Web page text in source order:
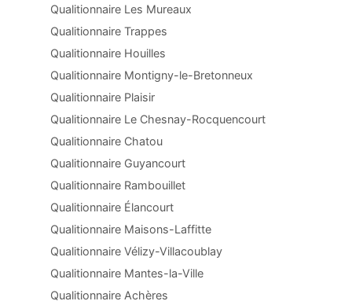
Qualitionnaire Les Mureaux
Qualitionnaire Trappes
Qualitionnaire Houilles
Qualitionnaire Montigny-le-Bretonneux
Qualitionnaire Plaisir
Qualitionnaire Le Chesnay-Rocquencourt
Qualitionnaire Chatou
Qualitionnaire Guyancourt
Qualitionnaire Rambouillet
Qualitionnaire Élancourt
Qualitionnaire Maisons-Laffitte
Qualitionnaire Vélizy-Villacoublay
Qualitionnaire Mantes-la-Ville
Qualitionnaire Achères